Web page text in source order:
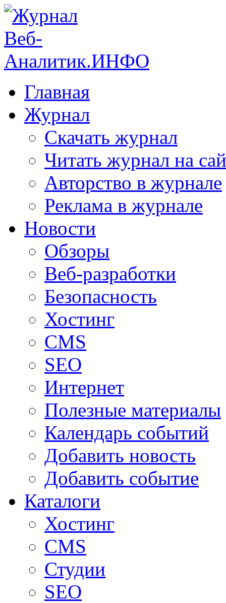
Главная
Журнал
Скачать журнал
Читать журнал на
Авторство в журнале
Реклама в журнале
Новости
Обзоры
Веб-разработки
Безопасность
Хостинг
CMS
SEO
Интернет
Полезные материалы
Календарь событий
Добавить новость
Добавить событие
Каталоги
Хостинг
CMS
Студии
SEO